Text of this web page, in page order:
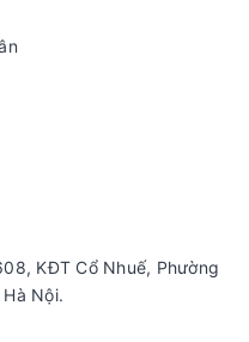
KĐT Cổ Nhuế, Phường
Nội.